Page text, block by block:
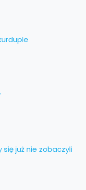
już nie zobaczyli